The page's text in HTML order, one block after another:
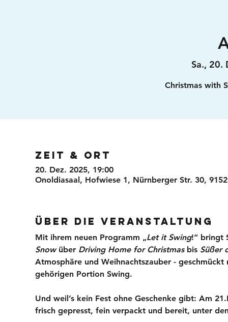
Sa., 20.
Christmas with
Zeit & Ort
20. Dez. 2025, 19:00
Onoldiasaal, Hofwiese 1, Nürnberger Str. 30,
Über die Veranstaltung
Mit ihrem neuen Programm „Let it Swing!“ bringt
Snow über Driving Home for Christmas bis Süßer
Atmosphäre und Weihnachtszauber -
gehörigen Portion Swing.
Und weil’s kein Fest ohne Geschenke gibt: Am
frisch gepresst, fein verpackt und bereit, unter